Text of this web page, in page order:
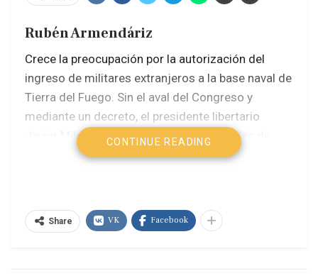
Rubén Armendáriz
Crece la preocupación por la autorización del
ingreso de militares extranjeros a la base naval de
Tierra del Fuego. Sin el aval del Congreso y
mediante un decreto, el presidente libertario
Javier Milei, habilitó a las Fuerzas Armadas de
Estados Unidos a realizar ejercicios militares en
conjeturas luego de que Milei le besara la mano a
Donald Trump la semana pasada en Nueva York,
CONTINUE READING
Share VK Facebook